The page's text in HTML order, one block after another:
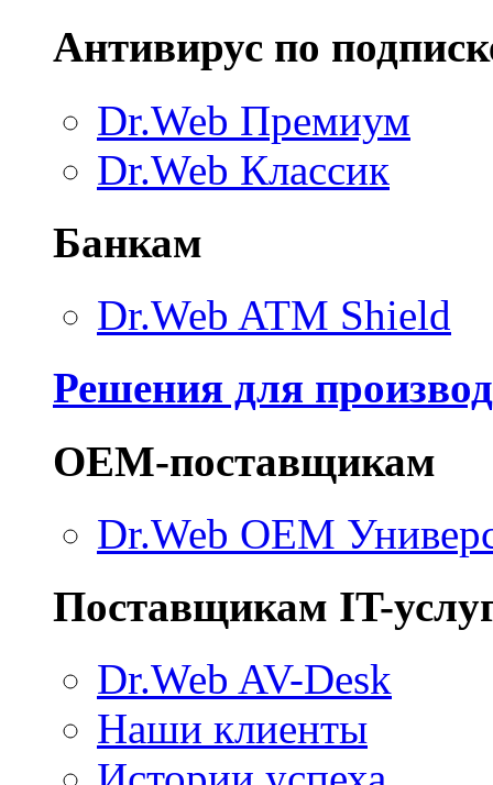
Антивирус по
Dr.Web Премиум
Dr.Web Классик
Банкам
Dr.Web ATM Shield
Решения для
ОЕМ-поставщикам
Dr.Web ОЕМ
Поставщикам IT-
Dr.Web AV-Desk
Наши клиенты